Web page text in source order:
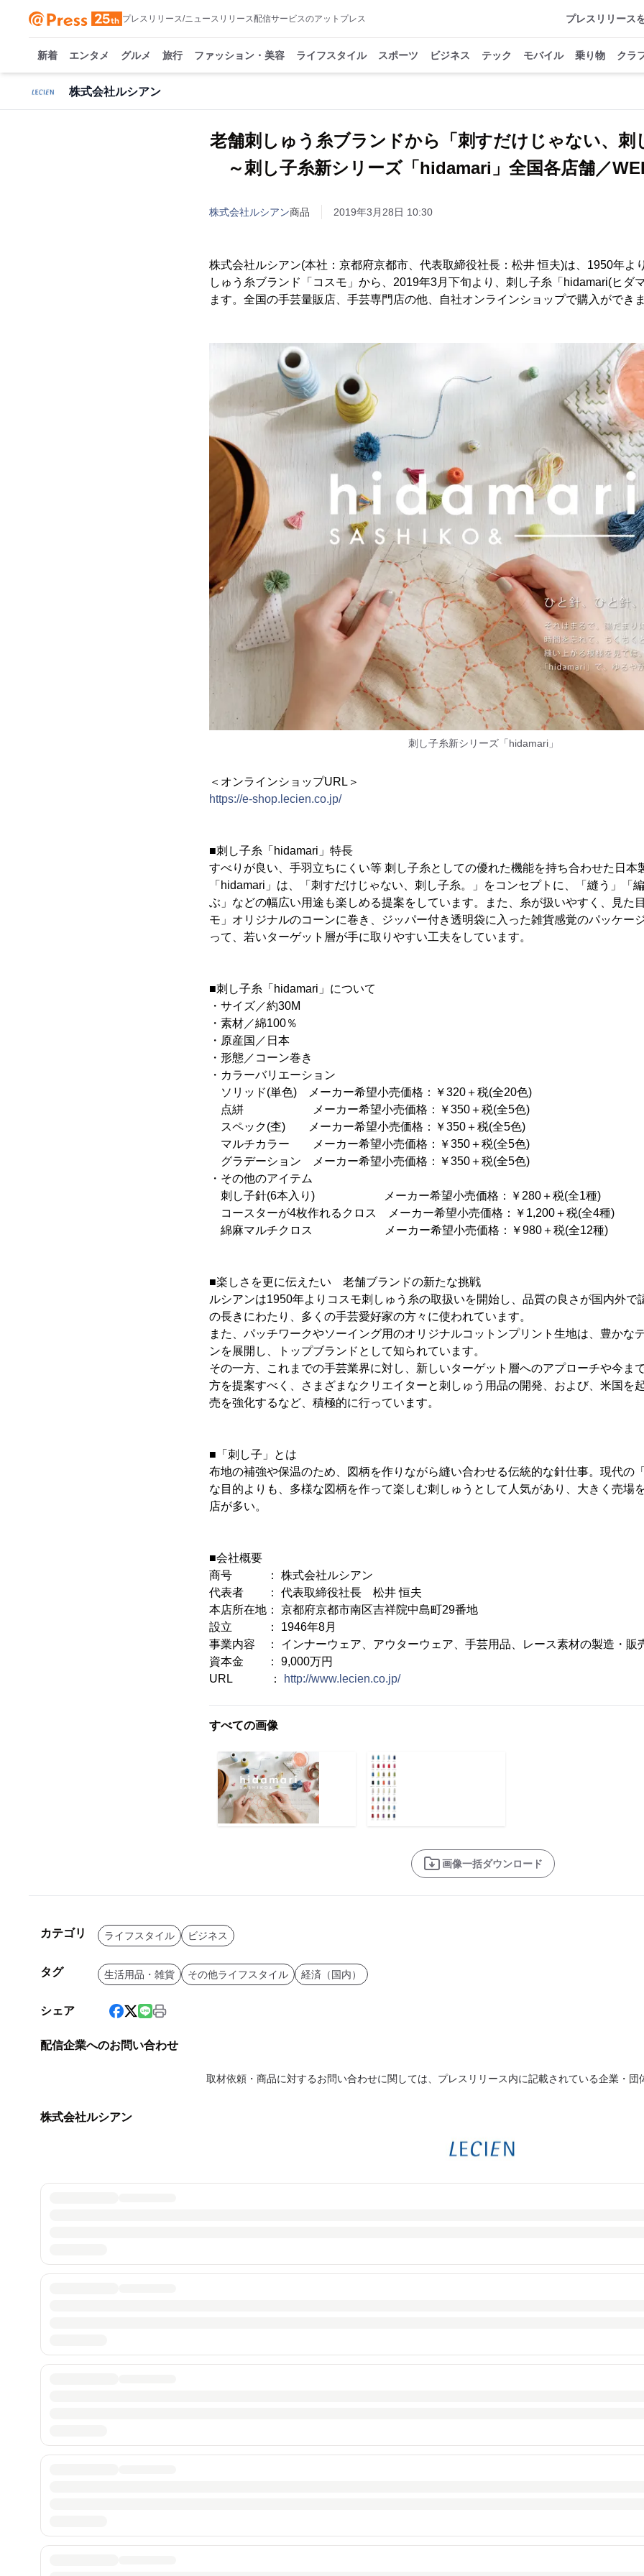
プレスリリース/ニュースリリース配信サービスのアットプレス プレスリリース
新着 エンタメ グルメ 旅行 ファッション・美容 ライフスタイル スポーツ ビジネス テック モバイル 乗り物 クラ
株式会社ルシアン
老舗刺しゅう糸ブランドから「刺すだけじゃない、刺
～刺し子糸新シリーズ「hidamari」全国各店舗／
株式会社ルシアン商品 2019年3月28日 10:30
株式会社ルシアン(本社：京都府京都市、代表取締役社長：松井 恒夫)は、1950年よ
しゅう糸ブランド「コスモ」から、2019年3月下旬より、刺し子糸「hidamari(ヒダ
ます。全国の手芸量販店、手芸専門店の他、自社オンラインショップで購入ができ
刺し子糸新シリーズ「hidamari」
＜オンラインショップURL＞
https://e-shop.lecien.co.jp/
■刺し子糸「hidamari」特長
すべりが良い、手羽立ちにくい等 刺し子糸としての優れた機能を持ち合わせた日本
「hidamari」は、「刺すだけじゃない、刺し子糸。」をコンセプトに、「縫う」「
ぶ」などの幅広い用途も楽しめる提案をしています。また、糸が扱いやすく、見た
モ」オリジナルのコーンに巻き、ジッパー付き透明袋に入った雑貨感覚のパッケー
って、若いターゲット層が手に取りやすい工夫をしています。
■刺し子糸「hidamari」について
・サイズ／約30M
・素材／綿100％
・原産国／日本
・形態／コーン巻き
・カラーバリエーション
ソリッド(単色) メーカー希望小売価格：￥320＋税(全20色)
点絣 メーカー希望小売価格：￥350＋税(全5色)
スペック(杢) メーカー希望小売価格：￥350＋税(全5色)
マルチカラー メーカー希望小売価格：￥350＋税(全5色)
グラデーション メーカー希望小売価格：￥350＋税(全5色)
・その他のアイテム
刺し子針(6本入り) メーカー希望小売価格：￥280＋税(全1種)
コースターが4枚作れるクロス メーカー希望小売価格：￥1,200＋税(全4種)
綿麻マルチクロス メーカー希望小売価格：￥980＋税(全12種)
■楽しさを更に伝えたい 老舗ブランドの新たな挑戦
ルシアンは1950年よりコスモ刺しゅう糸の取扱いを開始し、品質の良さが国内外で
の長きにわたり、多くの手芸愛好家の方々に使われています。
また、パッチワークやソーイング用のオリジナルコットンプリント生地は、豊かな
ンを展開し、トップブランドとして知られています。
その一方、これまでの手芸業界に対し、新しいターゲット層へのアプローチや今ま
方を提案すべく、さまざまなクリエイターと刺しゅう用品の開発、および、米国を
売を強化するなど、積極的に行っています。
■「刺し子」とは
布地の補強や保温のため、図柄を作りながら縫い合わせる伝統的な針仕事。現代の
な目的よりも、多様な図柄を作って楽しむ刺しゅうとして人気があり、大きく売場
店が多い。
■会社概要
商号 ： 株式会社ルシアン
代表者 ： 代表取締役社長 松井 恒夫
本店所在地： 京都府京都市南区吉祥院中島町29番地
設立 ： 1946年8月
事業内容 ： インナーウェア、アウターウェア、手芸用品、レース素材の製造・販
資本金 ： 9,000万円
URL ：
http://www.lecien.co.jp/
すべての画像
画像一括ダウンロード
カテゴリ ライフスタイル ビジネス
タグ 生活用品・雑貨 その他ライフスタイル 経済（国内）
シェア
配信企業へのお問い合わせ
取材依頼・商品に対するお問い合わせに関しては、プレスリリース内に記載されている企業・団
株式会社ルシアン